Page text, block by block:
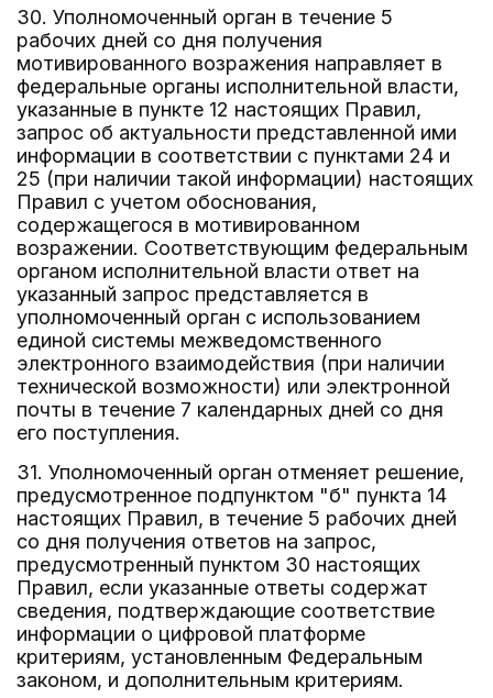
30. Уполномоченный орган в течение 5
рабочих дней со дня получения
мотивированного возражения направляет в
федеральные органы исполнительной власти,
указанные в пункте 12 настоящих Правил,
запрос об актуальности представленной ими
информации в соответствии с пунктами 24 и
25 (при наличии такой информации) настоящих
Правил с учетом обоснования,
содержащегося в мотивированном
возражении. Соответствующим федеральным
органом исполнительной власти ответ на
указанный запрос представляется в
уполномоченный орган с использованием
единой системы межведомственного
электронного взаимодействия (при наличии
технической возможности) или электронной
почты в течение 7 календарных дней со дня
его поступления.
31. Уполномоченный орган отменяет решение,
предусмотренное подпунктом "б" пункта 14
настоящих Правил, в течение 5 рабочих дней
со дня получения ответов на запрос,
предусмотренный пунктом 30 настоящих
Правил, если указанные ответы содержат
сведения, подтверждающие соответствие
информации о цифровой платформе
критериям, установленным Федеральным
законом, и дополнительным критериям.